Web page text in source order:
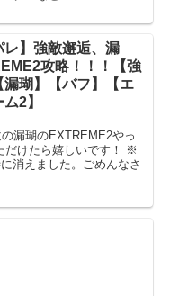
レ】強敵邂逅、漏
攻略！！！【強
漏瑚】【バフ】【エ
2】
漏瑚のEXTREME2やっ
だけたら嬉しいです！ ※
消えました。ごめんなさ